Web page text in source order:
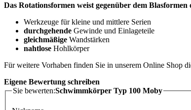
Das Rotationsformen weist gegenüber dem
Werkzeuge für kleine und mittlere Serien
durchgehende Gewinde und Einlageteile
gleichmäßige Wandstärken
nahtlose Hohlkörper
Für weitere Vorhaben finden Sie in unserem Online Shop
Eigene Bewertung schreiben
Sie bewerten:Schwimmkörper Typ 100 Moby